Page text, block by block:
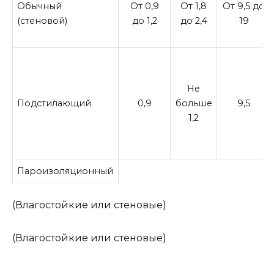
Обычный
(стеновой)
От 0,9
до 1,2
От 1,8
до 2,4
От 9,5 до
19
Подстилающий 0,9
Не
больше
1,2
9,5
Пароизоляционный
(Влагостойкие или стеновые)
(Влагостойкие или стеновые)